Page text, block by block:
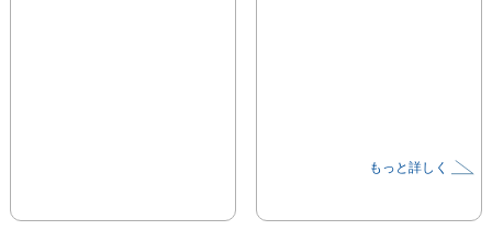
もっと詳しく